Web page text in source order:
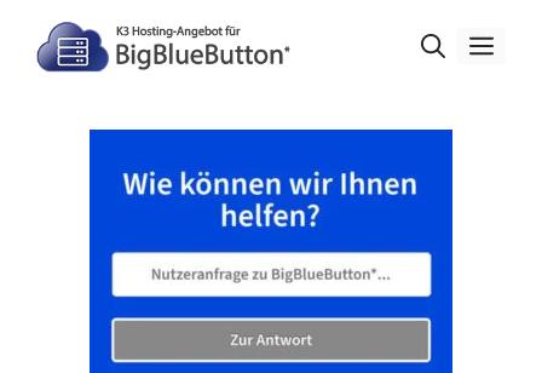
Inhalt
springen